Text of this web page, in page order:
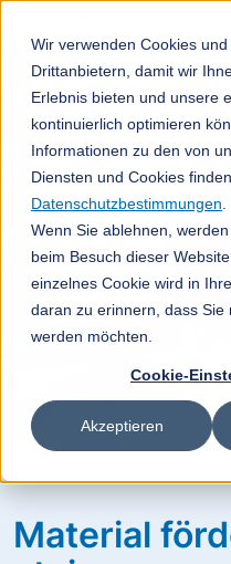
Wir verwenden Cookies
Drittanbietern, damit wir
Erlebnis bieten und unsere
kontinuierlich optimieren
Informationen zu den von
Diensten und Cookies
Datenschutzbestimmungen
Wenn Sie ablehnen,
beim Besuch dieser
einzelnes Cookie wird in
daran zu erinnern, dass Sie
werden möchten.
Cookie-
Akzeptieren
Material